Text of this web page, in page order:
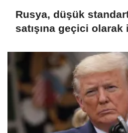
Rusya, düşük
satışına geçici